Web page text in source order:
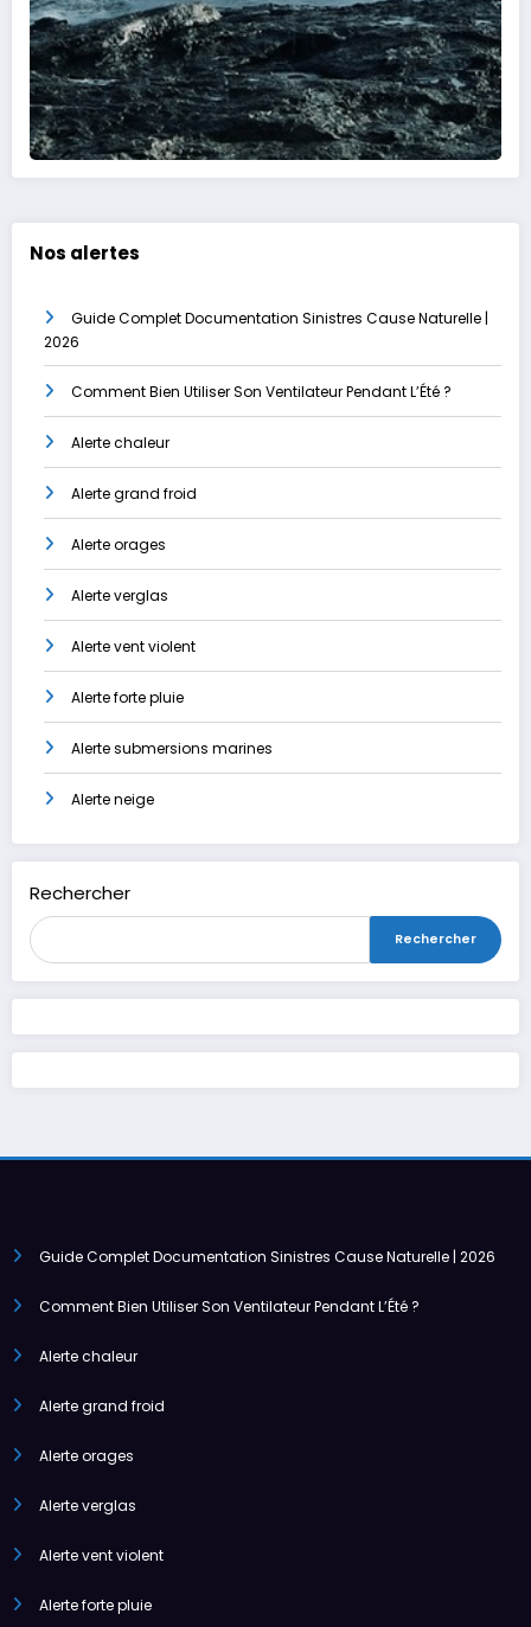
Nos alertes
Guide Complet Documentation Sinistres Cause Naturelle |
2026
Comment Bien Utiliser Son Ventilateur Pendant L’Été ?
Alerte chaleur
Alerte grand froid
Alerte orages
Alerte verglas
Alerte vent violent
Alerte forte pluie
Alerte submersions marines
Alerte neige
Rechercher
Rechercher
Guide Complet Documentation Sinistres Cause Naturelle | 2026
Comment Bien Utiliser Son Ventilateur Pendant L’Été ?
Alerte chaleur
Alerte grand froid
Alerte orages
Alerte verglas
Alerte vent violent
Alerte forte pluie